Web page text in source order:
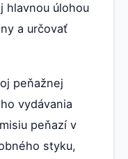
hlavnou úlohou
a určovať
peňažnej
vydávania
peňazí v
styku,